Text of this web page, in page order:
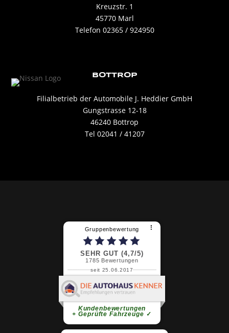
Kreuzstr. 1
45770 Marl
Telefon 02365 / 924950
BOTTROP
Filialbetrieb der Automobile J. Heddier GmbH
Gungstrasse 12-18
46240 Bottrop
Tel 02041 / 41207
Gruppenbewertung ⠇
SEHR GUT (4,7/5)
1785 Bewertungen
seit 25.06.2017
Kundenbewertungen
+ Geprüfte Fahrzeuge ✓
Claudia G.
super Service super Team bleibt